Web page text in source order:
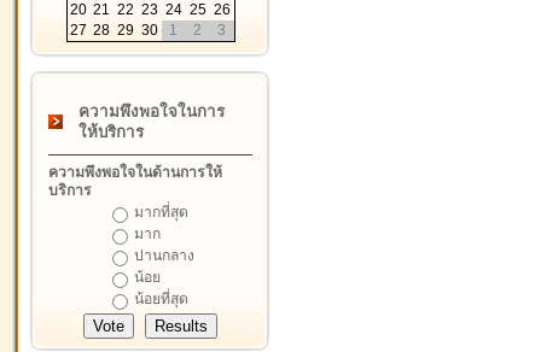
20 21 22 23 24 25 26
27 28 29 30 1 2 3
ความพึงพอใจในการ
ให้บริการ
ความพึงพอใจในด้านการให้
บริการ
มากที่สุด
มาก
ปานกลาง
น้อย
น้อยที่สุด